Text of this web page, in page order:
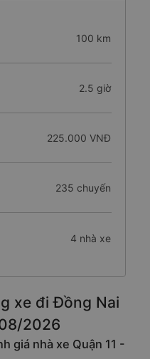
100 km
2.5 giờ
225.000 VNĐ
235 chuyến
4 nhà xe
xe đi Đồng Nai
2026
giá nhà xe Quận 11 -